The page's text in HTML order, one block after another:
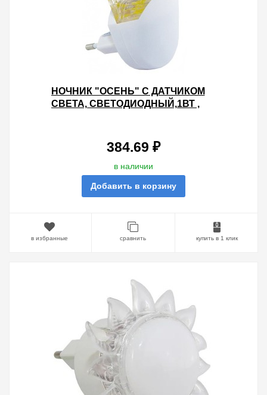
НОЧНИК "ОСЕНЬ" С ДАТЧИКОМ
СВЕТА, СВЕТОДИОДНЫЙ,1ВТ ,
384.69 ₽
в наличии
Добавить в корзину
в избранные сравнить купить в 1 клик